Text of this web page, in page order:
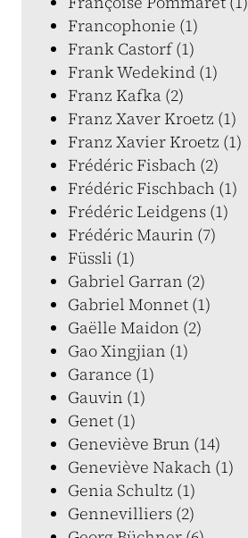
Francophonie (1)
Frank Castorf (1)
Frank Wedekind (1)
Franz Kafka (2)
Franz Xaver Kroetz (1)
Franz Xavier Kroetz (1)
Frédéric Fisbach (2)
Frédéric Fischbach (1)
Frédéric Leidgens (1)
Frédéric Maurin (7)
Füssli (1)
Gabriel Garran (2)
Gabriel Monnet (1)
Gaëlle Maidon (2)
Gao Xingjian (1)
Garance (1)
Gauvin (1)
Genet (1)
Geneviève Brun (14)
Geneviève Nakach (1)
Genia Schultz (1)
Gennevilliers (2)